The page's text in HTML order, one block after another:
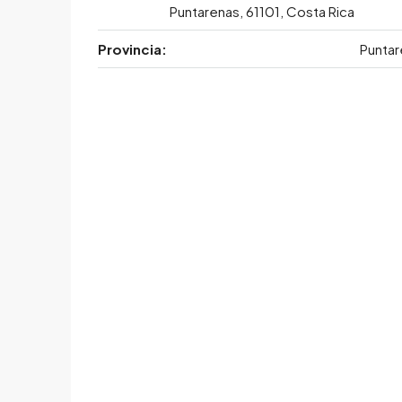
Puntarenas, 61101, Costa Rica
Provincia: